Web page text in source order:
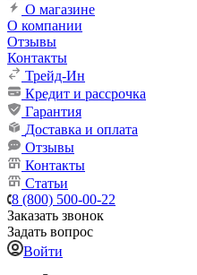
О магазине
О компании
Отзывы
Контакты
Трейд-Ин
Кредит и рассрочка
Гарантия
Доставка и оплата
Отзывы
Контакты
Статьи
8 (800) 500-00-22
Заказать звонок
Задать вопрос
Войти